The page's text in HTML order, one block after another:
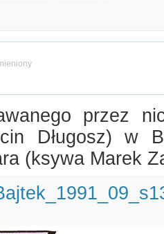
przez
Długosz) w
(ksywa Marek